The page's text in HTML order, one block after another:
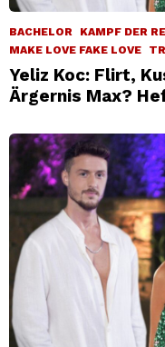
BACHELOR KAMPF DER
MAKE LOVE FAKE LOVE
Yeliz Koc: Flirt,
Ärgernis Max?